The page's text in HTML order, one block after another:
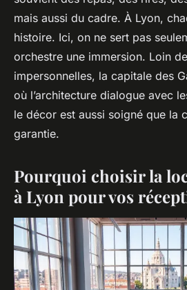
mais aussi du cadre. À Lyon,
histoire. Ici, on ne sert pas
orchestre une immersion. Loin
impersonnelles, la capitale des
où l’architecture dialogue avec
le décor est aussi soigné que la
garantie.
Pourquoi choisir la
à Lyon pour vos